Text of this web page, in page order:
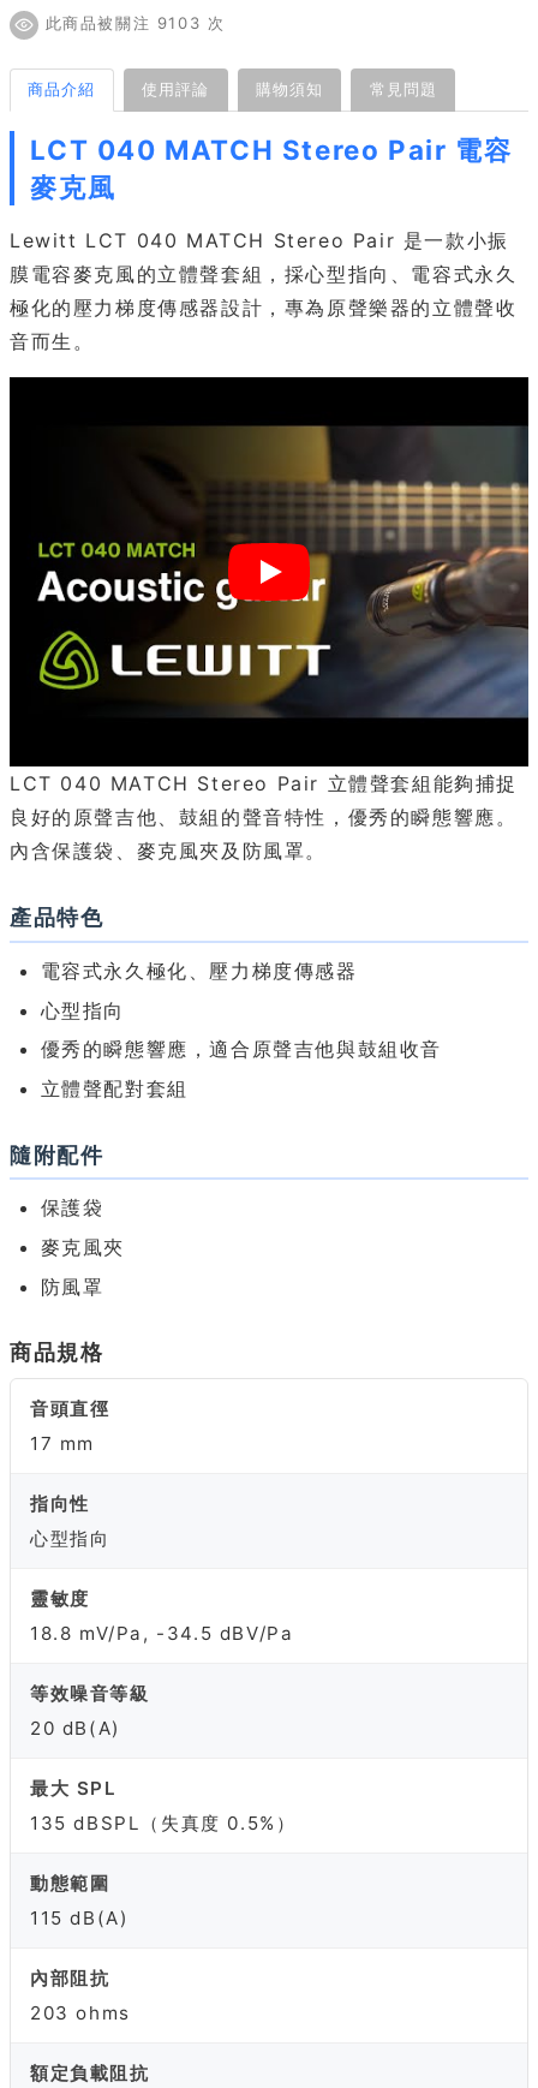
此商品被關注 9103 次
商品介紹 使用評論 購物須知 常見問題
LCT 040 MATCH Stereo Pair 電容
麥克風
Lewitt LCT 040 MATCH Stereo Pair 是一款小振
膜電容麥克風的立體聲套組，採心型指向、電容式永久
極化的壓力梯度傳感器設計，專為原聲樂器的立體聲收
音而生。
LCT 040 MATCH Stereo Pair 立體聲套組能夠捕捉
良好的原聲吉他、鼓組的聲音特性，優秀的瞬態響應。
內含保護袋、麥克風夾及防風罩。
產品特色
電容式永久極化、壓力梯度傳感器
心型指向
優秀的瞬態響應，適合原聲吉他與鼓組收音
立體聲配對套組
隨附配件
保護袋
麥克風夾
防風罩
商品規格
音頭直徑
17 mm
指向性
心型指向
靈敏度
18.8 mV/Pa, -34.5 dBV/Pa
等效噪音等級
20 dB(A)
最大 SPL
135 dBSPL（失真度 0.5%）
動態範圍
115 dB(A)
內部阻抗
203 ohms
額定負載阻抗